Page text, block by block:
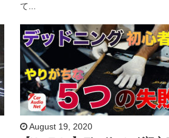
て...
August 19, 2020